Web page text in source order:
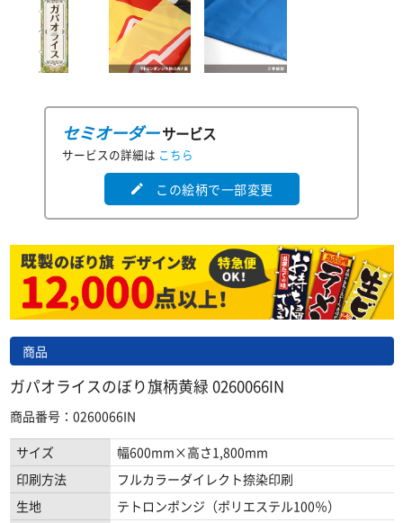
セミオーダーサービス
サービスの詳細は こちら
edit この絵柄で一部変更
商品
ガパオライスのぼり旗柄黄緑 0260066IN
商品番号：0260066IN
サイズ
幅600mm×高さ1,800mm
印刷方法
フルカラーダイレクト捺染印刷
生地
テトロンポンジ（ポリエステル100％）